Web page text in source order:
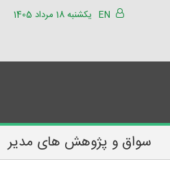
یکشنبه 18 مرداد 1405 EN
سواق و پژوهش های مدیر